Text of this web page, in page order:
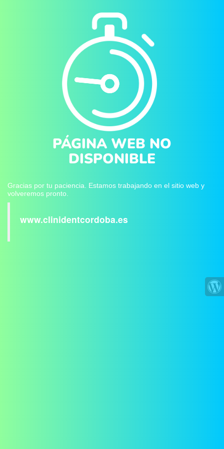
PÁGINA WEB NO
DISPONIBLE
Gracias por tu paciencia. Estamos trabajando en el sitio web y
volveremos pronto.
www.clinidentcordoba.es